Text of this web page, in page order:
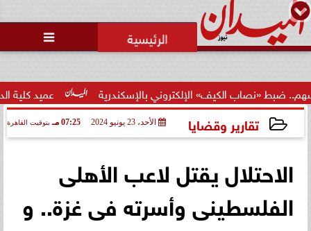

عميد كلية الدراسات الإلكتروني بالإسكندرية
تقارير وقضايا الأحد، 23 يونيو 2024 07:25 مـ بتوقيت القاهرة
الاحتلال يقتل لاعب الأهلى
الفلسطينى وأسرته فى غزة.. و